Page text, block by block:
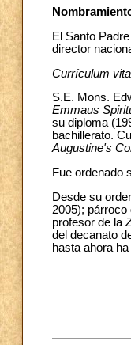
El Santo
director
Currículum
S.E. Mons.
Emmaus
su diploma
bachillerato.
Augustine's
Fue ordenado
Desde su
2005); párroco
profesor de la
del decanato
hasta ahora